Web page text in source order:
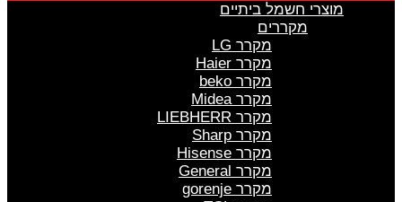
מוצרי חשמל ביתיים
מקררים
מקרר LG
מקרר Haier
מקרר beko
מקרר Midea
מקרר LIEBHERR
מקרר Sharp
מקרר Hisense
מקרר General
מקרר gorenje